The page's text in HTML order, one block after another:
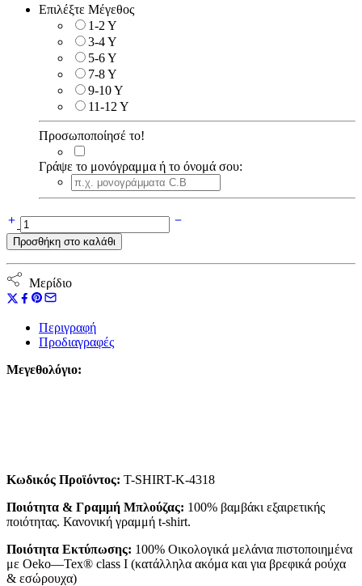
Επιλέξτε Μέγεθος
1-2 Y
3-4 Y
5-6 Y
7-8 Y
9-10 Y
11-12 Y
Προσωποποίησέ το!
Γράψε το μονόγραμμα ή το όνομά σου:
Outer
Space
ποσότητα
Προσθήκη στο καλάθι
Μερίδιο
Περιγραφή
Προδιαγραφές
Μεγεθολόγιο:
Κωδικός Προϊόντος: T-SHIRT-K-4318
Ποιότητα & Γραμμή Μπλούζας: 100% βαμβάκι εξαιρετικής
ποιότητας. Κανονική γραμμή t-shirt.
Ποιότητα Εκτύπωσης: 100% Οικολογικά μελάνια πιστοποιημένα
με Oeko—Tex® class I (κατάλληλα ακόμα και για βρεφικά ρούχα
& εσώρουχα)